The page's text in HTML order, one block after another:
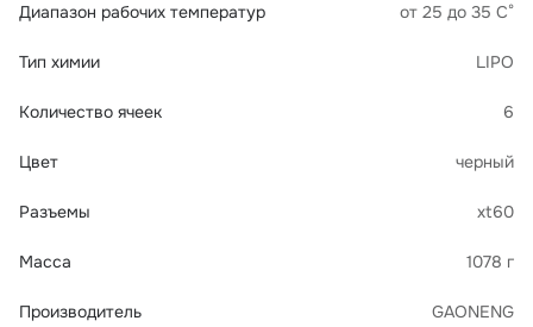
Диапазон рабочих температур от 25 до 35 С°
Тип химии LIPO
Количество ячеек 6
Цвет черный
Разъемы xt60
Масса 1078 г
Производитель GAONENG